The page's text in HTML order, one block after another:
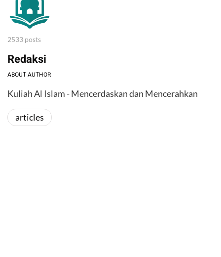
2533 posts
Redaksi
ABOUT AUTHOR
Kuliah Al Islam - Mencerdaskan dan Mencerahkan
articles